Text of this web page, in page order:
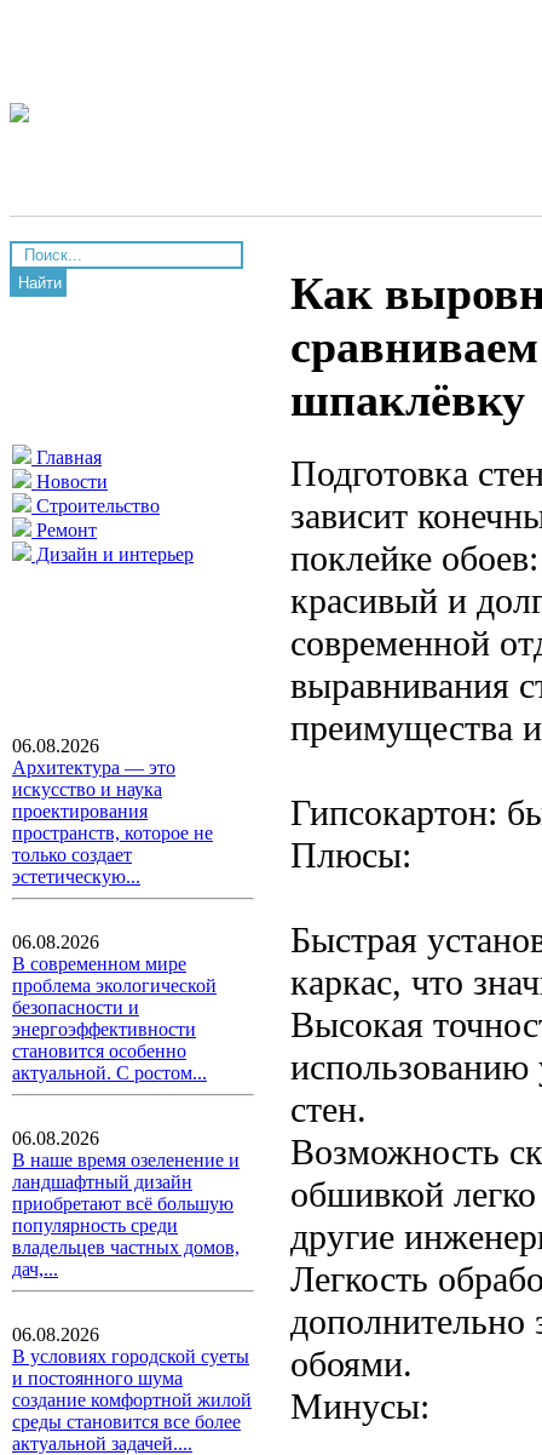
Найти
Главная
Новости
Строительство
Ремонт
Дизайн и интерьер
06.08.2026
Архитектура — это
искусство и наука
проектирования
пространств, которое не
только создает
эстетическую...
06.08.2026
В современном мире
проблема экологической
безопасности и
энергоэффективности
становится особенно
актуальной. С ростом...
06.08.2026
В наше время озеленение и
ландшафтный дизайн
приобретают всё большую
популярность среди
владельцев частных домов,
дач,...
06.08.2026
В условиях городской суеты
и постоянного шума
создание комфортной жилой
среды становится все более
актуальной задачей....
Как
шпаклёвку
Подготовка
зависит
поклейке
красивый и
современной
выравнивания
преимущества
Гипсокартон:
Плюсы:
Быстрая
каркас, что
Высокая
стен.
Возможность
обшивкой
другие
Легкость
дополнительно
обоями.
Минусы: